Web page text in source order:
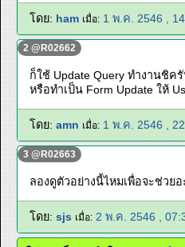
โดย: ham เมื่อ: 1 พ.ค. 2546 ,
2 @R02662
ก็ใช้ Update Query ทำงานชิค
หรือทำเป็น Form Update ให้
โดย: amn เมื่อ: 1 พ.ค. 2546 ,
3 @R02663
ลองดูตัวอย่างนี้ไหมเพื่อจะช่วยอ
โดย: sjs เมื่อ: 2 พ.ค. 2546 ,